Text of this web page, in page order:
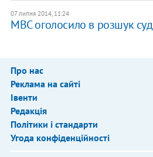
07 липня 2014, 11:24
МВС оголосило в розшук
Про нас
Реклама на сайті
Івенти
Редакція
Політики і стандарти
Угода конфіденційності